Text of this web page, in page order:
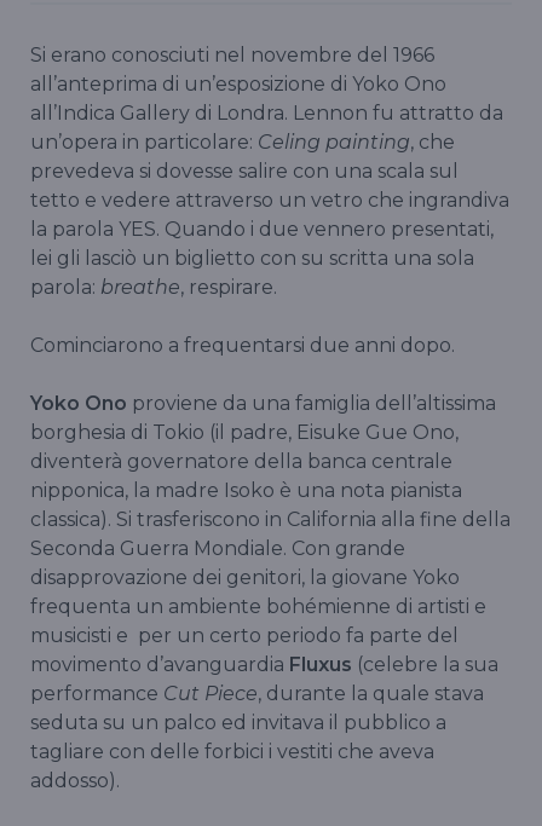
Si erano conosciuti nel novembre del 1966
all’anteprima di un’esposizione di Yoko Ono
all’Indica Gallery di Londra. Lennon fu attratto da
un’opera in particolare: Celing painting, che
prevedeva si dovesse salire con una scala sul
tetto e vedere attraverso un vetro che ingrandiva
la parola YES. Quando i due vennero presentati,
lei gli lasciò un biglietto con su scritta una sola
parola: breathe, respirare.
Cominciarono a frequentarsi due anni dopo.
Yoko Ono proviene da una famiglia dell’altissima
borghesia di Tokio (il padre, Eisuke Gue Ono,
diventerà governatore della banca centrale
nipponica, la madre Isoko è una nota pianista
classica). Si trasferiscono in California alla fine della
Seconda Guerra Mondiale. Con grande
disapprovazione dei genitori, la giovane Yoko
frequenta un ambiente bohémienne di artisti e
musicisti e per un certo periodo fa parte del
movimento d’avanguardia Fluxus (celebre la sua
performance Cut Piece, durante la quale stava
seduta su un palco ed invitava il pubblico a
tagliare con delle forbici i vestiti che aveva
addosso).